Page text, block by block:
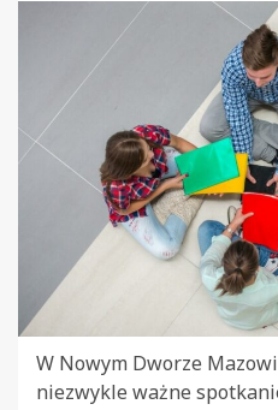
W Nowym Dworze
niezwykle ważne